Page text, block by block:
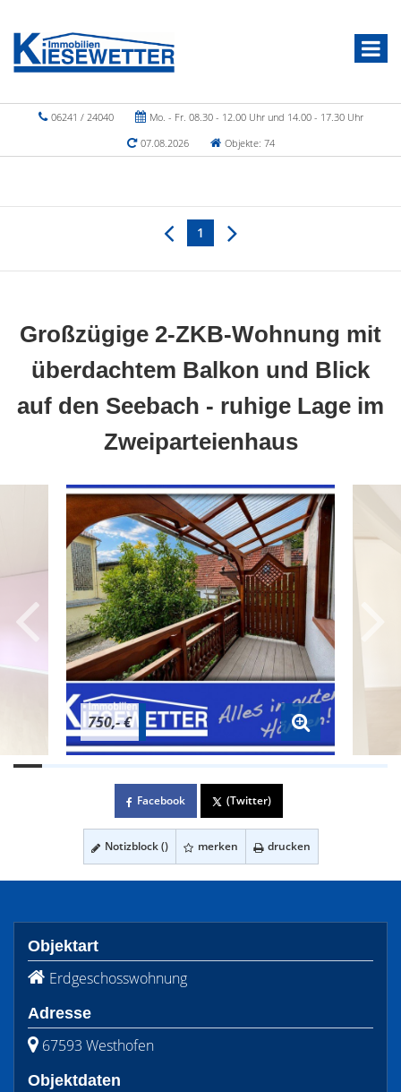
06241 / 24040
Mo. - Fr. 08.30 - 12.00 Uhr und 14.00 - 17.30 Uhr
07.08.2026
Objekte: 74
1
Großzügige 2-ZKB-Wohnung mit
überdachtem Balkon und Blick
auf den Seebach - ruhige Lage im
Zweiparteienhaus
750,- €
Facebook (Twitter)
Notizblock () merken drucken
Objektart
Erdgeschosswohnung
Adresse
67593 Westhofen
Objektdaten